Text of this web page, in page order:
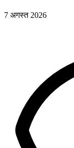
7 अगस्त 2026